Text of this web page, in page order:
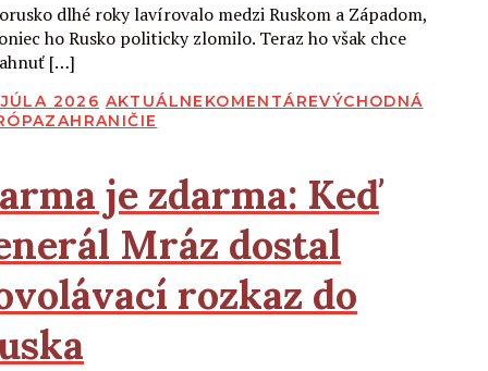
dlhé roky lavírovalo medzi Ruskom a Západom,
ho Rusko politicky zlomilo. Teraz ho však chce
[…]
2026 AKTUÁLNE KOMENTÁREVÝCHODNÁ
ZAHRANIČIE
je zdarma: Keď
Mráz dostal
rozkaz do